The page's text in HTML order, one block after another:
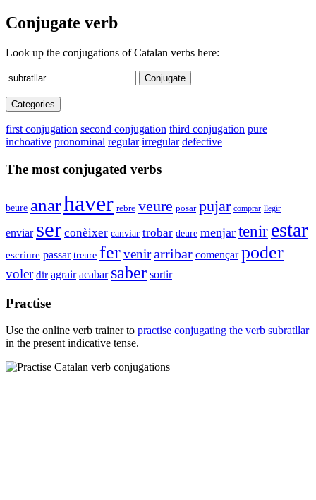
Conjugate verb
Look up the conjugations of Catalan verbs here:
Conjugate
Categories
first conjugation second conjugation third conjugation pure
inchoative pronominal regular irregular defective
The most conjugated verbs
beure anarhaver rebre veure posar pujar comprar llegir
enviar ser conèixer canviar trobar deure menjar tenir estar
escriure passar treure fervenirarribar començar poder
voler dir agrair acabar saber sortir
Practise
Use the online verb trainer to practise conjugating the verb subratllar
in the present indicative tense.